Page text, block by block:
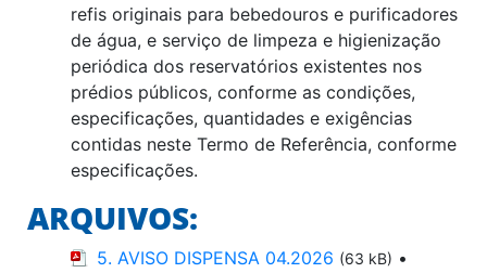
refis originais para bebedouros e purificadores
de água, e serviço de limpeza e higienização
periódica dos reservatórios existentes nos
prédios públicos, conforme as condições,
especificações, quantidades e exigências
contidas neste Termo de Referência, conforme
especificações.
ARQUIVOS:
5. AVISO DISPENSA 04.2026 (63 kB) •